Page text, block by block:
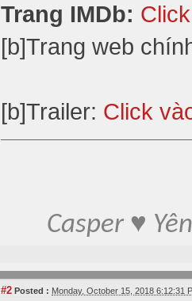
Trang IMDb:
[b]Trang web
[b]Trailer: Click
Casper ♥
#2 Posted : Monday, October 15, 2018 6:12:31